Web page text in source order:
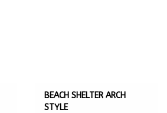
BEACH SHELTER ARCH
STYLE